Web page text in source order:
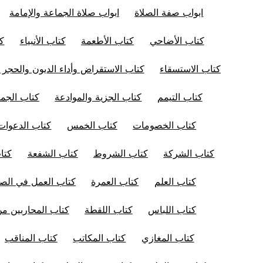
ابواب صفة الصلاة ابواب صلاة الجماعة والإمامة
كتاب الأضاحي كتاب الأطعمة كتاب الأنبياء
كتاب الاستسقاء كتاب الاستقراض وأداء الديون
كتاب التيمم كتاب الجزية والموادعة كتاب
كتاب الخصومات كتاب الخمس كتاب
كتاب الشركة كتاب الشروط كتاب الشفعة
كتاب العلم كتاب العمرة كتاب العمل في
كتاب اللباس كتاب اللقطة كتاب المحاربين
كتاب المغازي كتاب المكاتب كتاب المناقب